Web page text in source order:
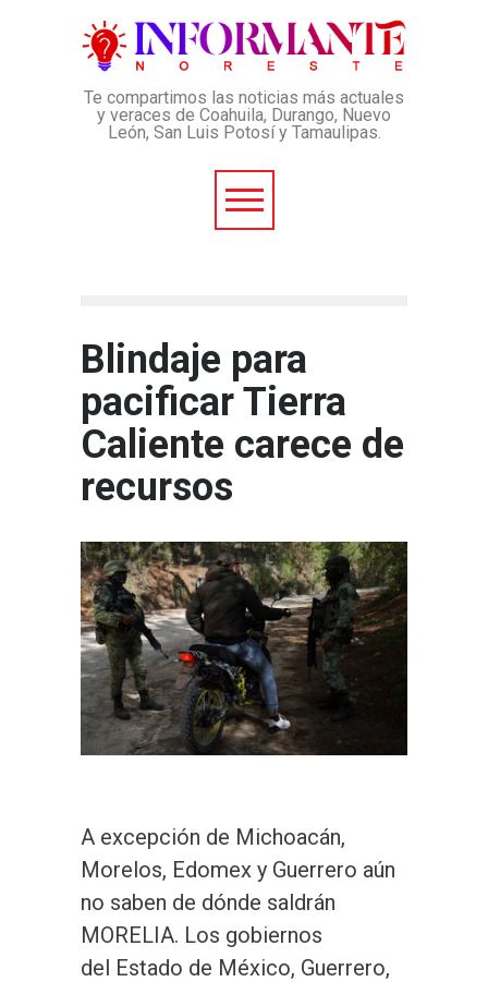
Te compartimos las noticias más actuales
y veraces de Coahuila, Durango, Nuevo
León, San Luis Potosí y Tamaulipas.
Blindaje para
pacificar Tierra
Caliente carece de
recursos
A excepción de Michoacán,
Morelos, Edomex y Guerrero aún
no saben de dónde saldrán
MORELIA. Los gobiernos
del Estado de México, Guerrero,